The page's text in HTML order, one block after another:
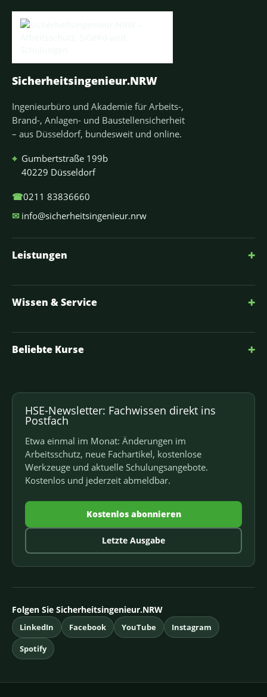
Sicherheitsingenieur.NRW
Ingenieurbüro und Akademie für Arbeits-,
Brand-, Anlagen- und Baustellensicherheit
– aus Düsseldorf, bundesweit und online.
⌖ Gumbertstraße 199b
40229 Düsseldorf
☎0211 83836660
✉ info@sicherheitsingenieur.nrw
Leistungen +
Wissen & Service +
Beliebte Kurse +
HSE-Newsletter: Fachwissen direkt ins
Postfach
Etwa einmal im Monat: Änderungen im
Arbeitsschutz, neue Fachartikel, kostenlose
Werkzeuge und aktuelle Schulungsangebote.
Kostenlos und jederzeit abmeldbar.
Kostenlos abonnieren
Letzte Ausgabe
Folgen Sie Sicherheitsingenieur.NRW
LinkedIn Facebook YouTube
Instagram
Spotify